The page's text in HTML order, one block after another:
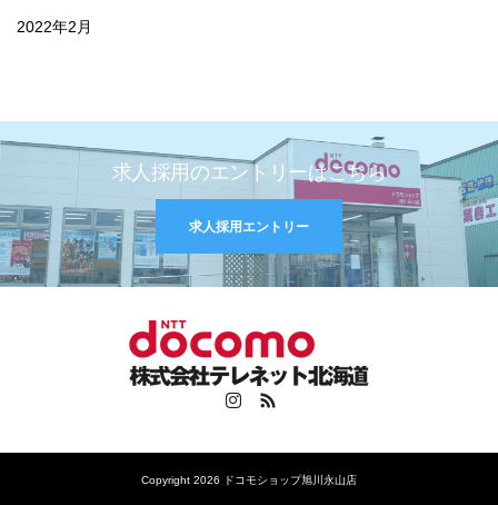
2022年2月
求人採用のエントリーはこちら
求人採用エントリー
Instagram
Copyright 2026 ドコモショップ旭川永山店